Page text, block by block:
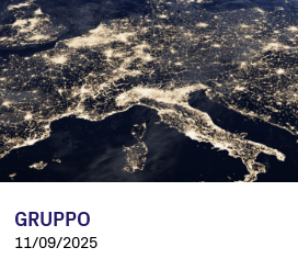
Soluzioni Microgrid
Soluzioni BESS
FAQ
GRUPPO
11/09/2025